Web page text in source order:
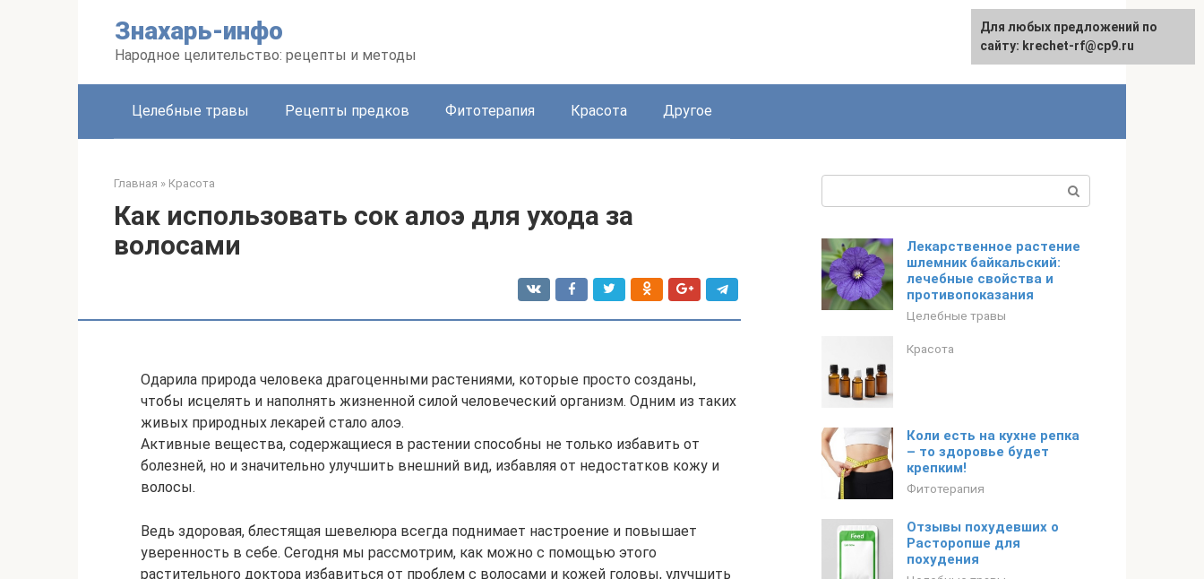
Знахарь-инфо
Народное целительство: рецепты и методы
English
Целебные травы Рецепты предков Фитотерапия Красота Другое
Главная » Красота
Как использовать сок алоэ для ухода за
волосами
Одарила природа человека драгоценными растениями, которые просто созданы,
чтобы исцелять и наполнять жизненной силой человеческий организм. Одним из таких
живых природных лекарей стало алоэ.
Активные вещества, содержащиеся в растении способны не только избавить от
болезней, но и значительно улучшить внешний вид, избавляя от недостатков кожу и
волосы.
Ведь здоровая, блестящая шевелюра всегда поднимает настроение и повышает
уверенность в себе. Сегодня мы рассмотрим, как можно с помощью этого
растительного доктора избавиться от проблем с волосами и кожей головы, улучшить
Лекарственное растение
шлемник байкальский:
лечебные свойства и
противопоказания
Целебные травы
Красота
Коли есть на кухне репка
– то здоровье будет
крепким!
Фитотерапия
Отзывы похудевших о
Расторопше для
похудения
Для любых предложений по
сайту: krechet-rf@cp9.ru